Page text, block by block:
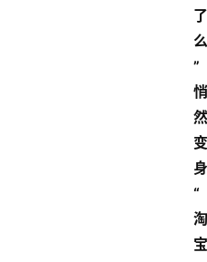
了
么
”
悄
然
变
身
“
淘
宝